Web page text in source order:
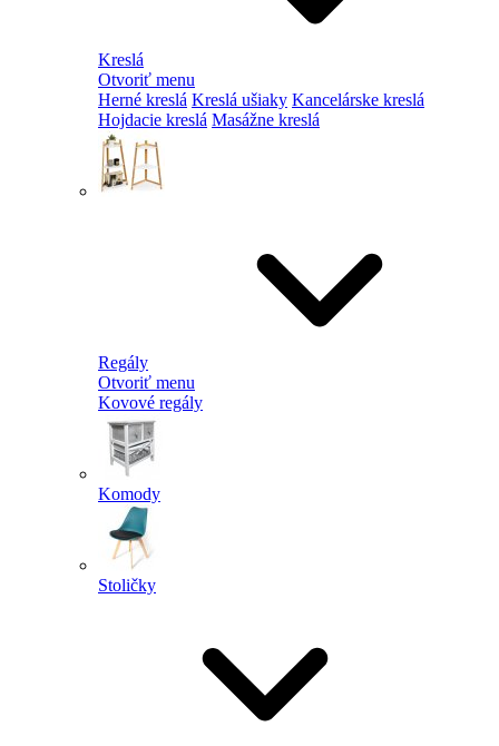
Kreslá
Otvoriť menu
Herné kreslá Kreslá ušiaky Kancelárske kreslá
Hojdacie kreslá Masážne kreslá
Regály
Otvoriť menu
Kovové regály
Komody
Stoličky